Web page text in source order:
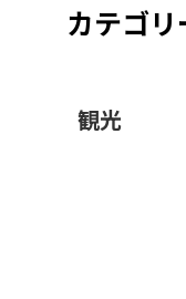
カテゴ
観光